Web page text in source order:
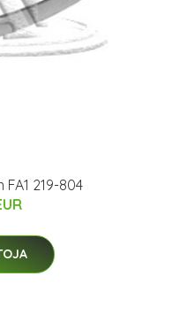
FA1 219-804